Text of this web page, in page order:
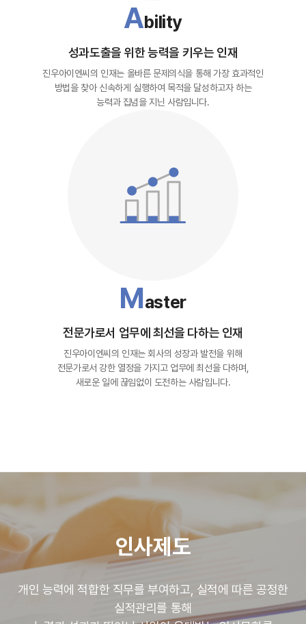
Ability
성과도출을 위한 능력을 키우는 인재
진우아이엔씨의 인재는 올바른 문제의식을 통해 가장 효과적인
방법을 찾아 신속하게 실행하여 목적을 달성하고자 하는
능력과 집념을 지닌 사람입니다.
Master
전문가로서 업무에 최선을 다하는 인재
진우아이엔씨의 인재는 회사의 성장과 발전을 위해
전문가로서 강한 열정을 가지고 업무에 최선을 다하며,
새로운 일에 끊임없이 도전하는 사람입니다.
인사제도
개인 능력에 적합한 직무를 부여하고, 실적에 따른 공정한
실적관리를 통해